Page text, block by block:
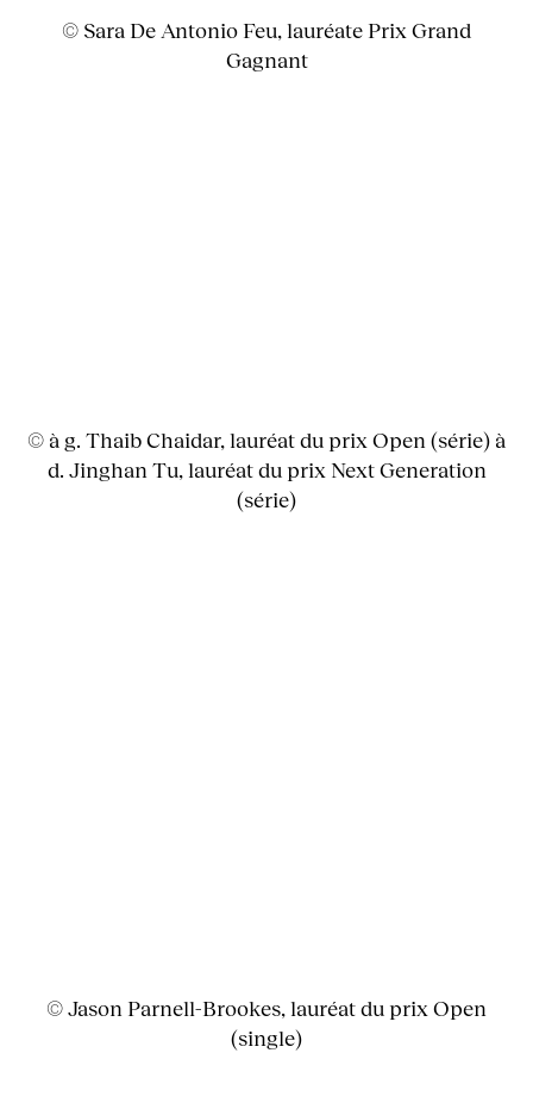
© Sara De Antonio Feu, lauréate Prix Grand
Gagnant
© à g. Thaib Chaidar, lauréat du prix Open (série) à
d. Jinghan Tu, lauréat du prix Next Generation
(série)
© Jason Parnell-Brookes, lauréat du prix Open
(single)